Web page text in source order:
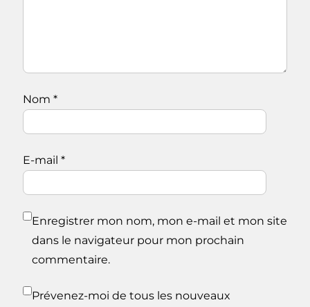
Nom *
E-mail *
Enregistrer mon nom, mon e-mail et mon site
dans le navigateur pour mon prochain
commentaire.
Prévenez-moi de tous les nouveaux